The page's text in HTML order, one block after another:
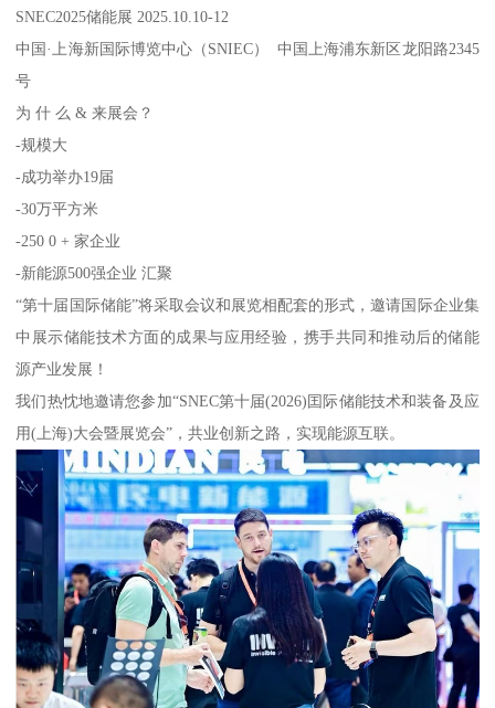
SNEC2025储能展 2025.10.10-12
中国·上海新国际博览中心（SNIEC） 中国上海浦东新区龙阳路2345
号
为 什 么 & 来展会？
-规模大
-成功举办19届
-30万平方米
-250 0 + 家企业
-新能源500强企业 汇聚
“第十届国际储能”将采取会议和展览相配套的形式，邀请国际企业集
中展示储能技术方面的成果与应用经验，携手共同和推动后的储能
源产业发展！
我们热忱地邀请您参加“SNEC第十届(2026)囯际储能技术和装备及应
用(上海)大会暨展览会”，共业创新之路，实现能源互联。